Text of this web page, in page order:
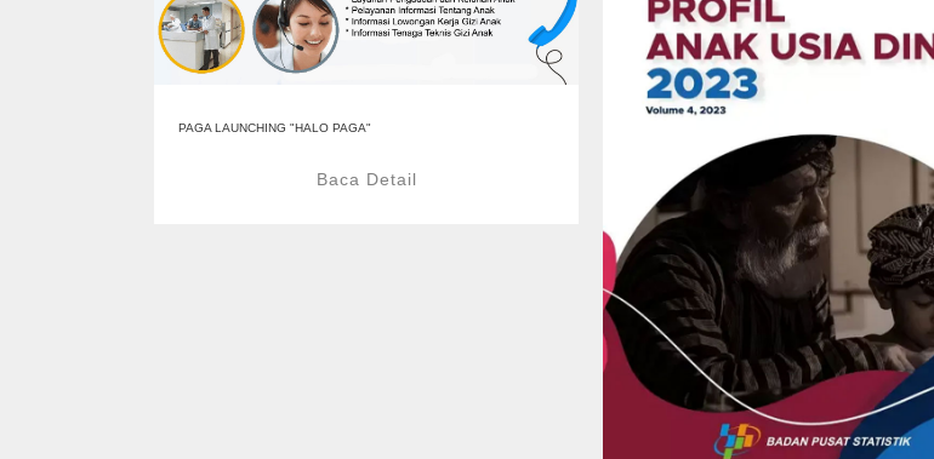
PAGA LAUNCHING "HALO PAGA"
Baca Detail